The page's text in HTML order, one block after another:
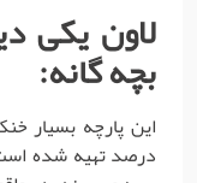
لاون یکی
بچه گانه:
درصد تهیه شده